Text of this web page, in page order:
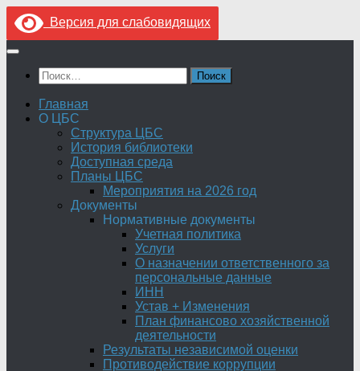
Версия для слабовидящих
Перейти
содержимому
Найти:
Главная
О ЦБС
Структура ЦБС
История библиотеки
Доступная среда
Планы ЦБС
Мероприятия на 2026 год
Документы
Нормативные документы
Учетная политика
Услуги
О назначении ответственного за
персональные данные
ИНН
Устав + Изменения
План финансово хозяйственной
деятельности
Результаты независимой оценки
Противодействие коррупции